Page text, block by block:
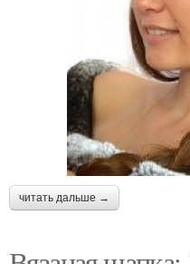
читать дальше →